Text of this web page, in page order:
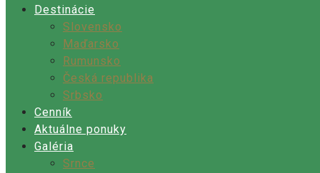
Destinácie
Slovensko
Maďarsko
Rumunsko
Česká republika
Srbsko
Cenník
Aktuálne ponuky
Galéria
Srnce